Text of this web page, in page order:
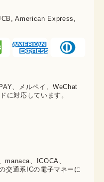
American Express,
、メルペイ、WeChat
に対応しています。
、ICOCA、
交通系ICの電子マネーに